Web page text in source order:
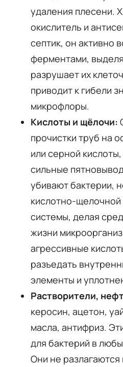
удаления плесени.
окислитель и
септик, он активно
ферментами,
разрушает их
приводит к гибели
микрофлоры.
Кислоты и щёлочи:
прочистки труб на
или серной
сильные
убивают бактерии,
кислотно-щелочной
системы, делая
жизни
агрессивные
разъедать
элементы и
Растворители,
керосин, ацетон,
масла, антифриз.
для бактерий в
Они не